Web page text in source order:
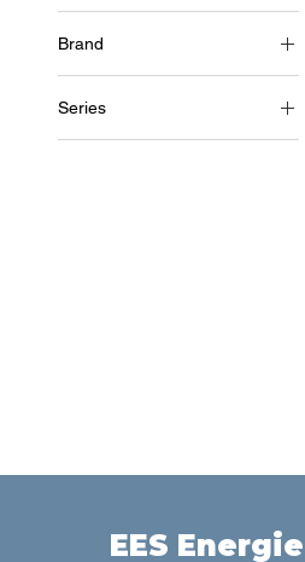
3~ (trifásico 400 V) / 50 Hz
3~ (trifásico 460 V) / 60 Hz
Brand
Soga
Series
MR107
EES